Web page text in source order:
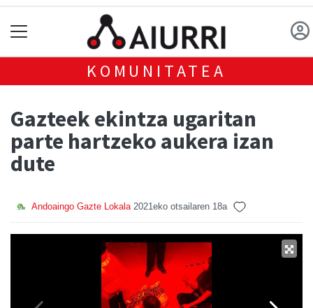
KOMUNITATEA
Gazteek ekintza ugaritan
parte hartzeko aukera izan
dute
Andoaingo Gazte Lokala 2021eko otsailaren 18a